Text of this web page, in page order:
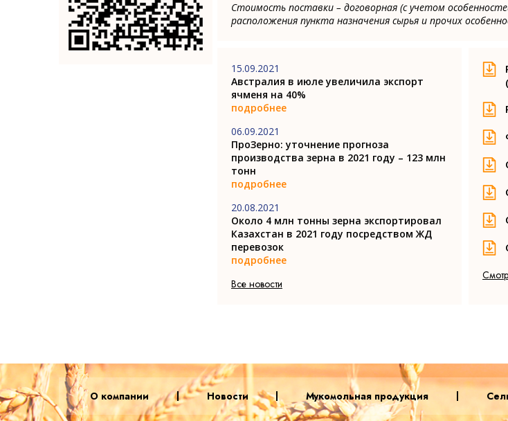
Стоимость поставки – договорная (с учетом
расположения пункта назначения сырья и прочих
15.09.2021
Австралия в июле увеличила экспорт
ячменя на 40%
подробнее
06.09.2021
ПроЗерно: уточнение прогноза
производства зерна в 2021 году – 123 млн
тонн
подробнее
20.08.2021
Около 4 млн тонны зерна экспортировал
Казахстан в 2021 году посредством ЖД
перевозок
подробнее
Все новости
О компании Новости Мукомольная продукция